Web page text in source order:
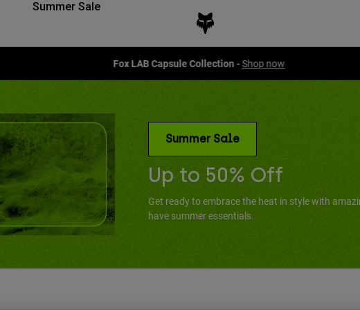
Summer Sale
Fox LAB Capsule Collection -Shop now
Summer Sale
Up to 50% Off
Get ready to embrace the heat in style with
have summer essentials.